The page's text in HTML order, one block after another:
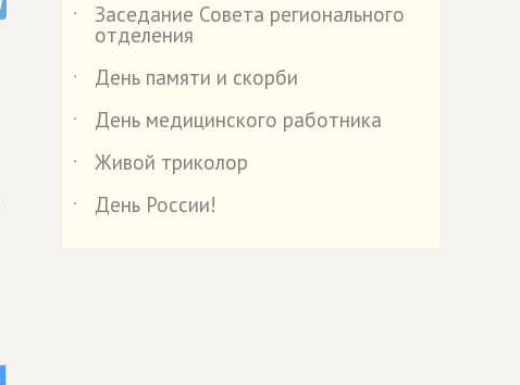
˙ Заседание Совета регионального
отделения
˙
День памяти и скорби
˙
День медицинского работника
˙
Живой триколор
˙
День России!